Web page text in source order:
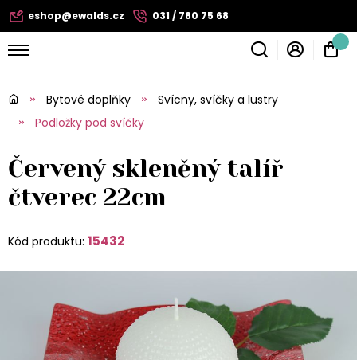
eshop@ewalds.cz 031 / 780 75 68
Bytové doplňky
Svícny, svíčky a lustry
Podložky pod svíčky
Červený skleněný talíř
čtverec 22cm
Kód produktu: 15432